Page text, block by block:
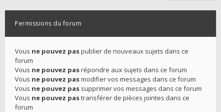
Permissions du forum
Vous ne pouvez paspublier de nouveaux sujets dans ce
forum
Vous ne pouvez pasrépondre aux sujets dans ce forum
Vous ne pouvez pasmodifier vos messages dans ce forum
Vous ne pouvez pas supprimer vos messages dans ce forum
Vous ne pouvez pastransférer de pièces jointes dans ce
forum